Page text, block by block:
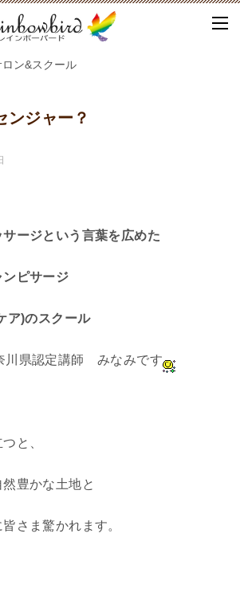
ン&スクール
ンジャー？
ージという言葉を広めた
ンピサージ
ア)のスクール
川県認定講師 みなみです
と、
豊かな土地と
さま驚かれます。